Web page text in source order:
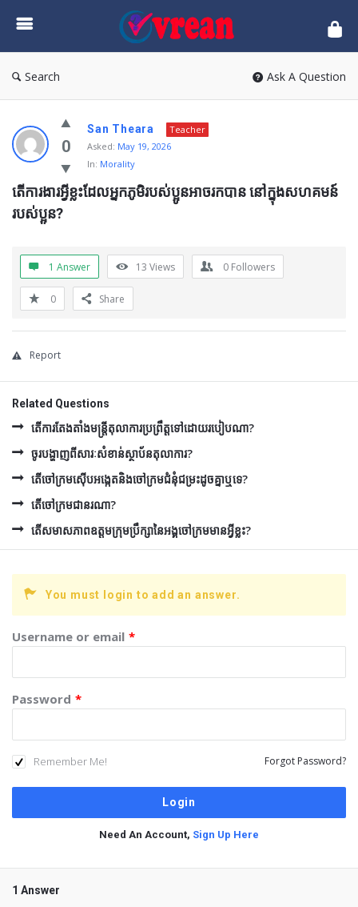
vrean.com
Search Ask A Question
0
San Theara
Teacher
Asked: May 19, 2026
In: Morality
តើការងារអ្វីខ្លះដែលអ្នកភូមិរបស់ប្អូនអាចរកបាន នៅក្នុងសហគមន៍
របស់ប្អូន?
1 Answer 13 Views 0 Followers
0 Share
Report
Related Questions
តើការតែងតាំងមន្រ្តីតុលាការប្រព្រឹត្តទៅដោយរបៀបណា?
ចូរបង្ហាញពីសារៈសំខាន់ស្ថាប័នតុលាការ?
តើចៅក្រមស៊ើបអង្កេតនិងចៅក្រមជំនុំជម្រះដូចគ្នាឬទេ?
តើចៅក្រមជានរណា?
តើសមាសភាពឧត្ដមក្រុមប្រឹក្សានៃអង្គចៅក្រមមានអ្វីខ្លះ?
You must login to add an answer.
Username or email *
Password *
Remember Me! Forgot Password?
Need An Account, Sign Up Here
1 Answer